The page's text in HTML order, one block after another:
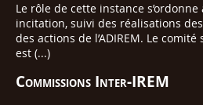
Le rôle de cette instance
incitation, suivi des réalisations
des actions de l’ADIREM. Le
est (...)
Commissions Inter-IREM